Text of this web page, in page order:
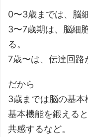
0〜3歳までは、脳
3〜7歳期は、脳細
る。
7歳〜は、伝達回路
だから
3歳までは脳の基本
基本機能を鍛える
共感するなど。